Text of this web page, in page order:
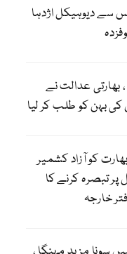
سے دیوہیکل اژدہا
عدالت نے
کی بہن کو طلب کر لیا
کو آزاد کشمیر
تبصرہ کرنے کا
خارجہ